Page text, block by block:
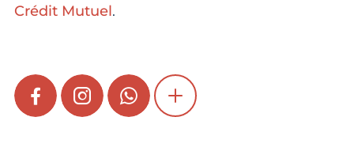
Crédit Mutuel.
FACEBOOKINSTAGRAMWHATSAPPSHOW MORE